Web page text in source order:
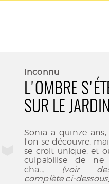
Inconnu
L'OMBRE
SUR LE JARDIN
Sonia a quinze
l'on se découvre,
se croit unique, et
culpabilise de ne
cha... (voir
complète ci-